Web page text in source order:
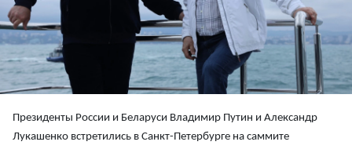
Президенты России и Беларуси Владимир Путин и Александр
Лукашенко встретились в Санкт-Петербурге на саммите